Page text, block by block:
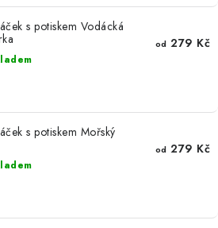
Doprava a platba
s potiskem Vodácká
od 279 Kč
s potiskem Mořský
od 279 Kč